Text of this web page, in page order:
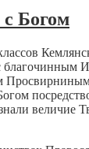
с Богом
благочинным
величие